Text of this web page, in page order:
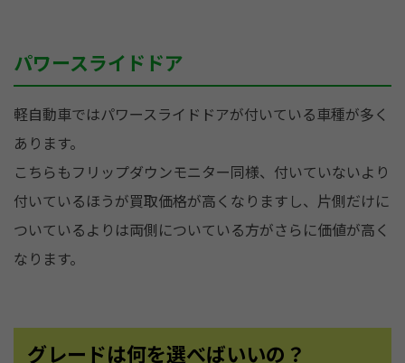
パワースライドドア
軽自動車ではパワースライドドアが付いている車種が多く
あります。
こちらもフリップダウンモニター同様、付いていないより
付いているほうが買取価格が高くなりますし、片側だけに
ついているよりは両側についている方がさらに価値が高く
なります。
グレードは何を選べばいいの？